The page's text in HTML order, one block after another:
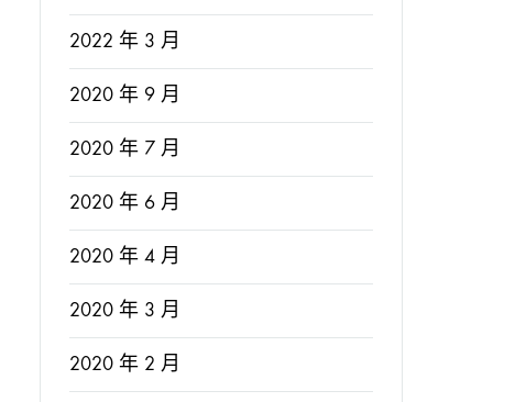
2022 年 3 月
2020 年 9 月
2020 年 7 月
2020 年 6 月
2020 年 4 月
2020 年 3 月
2020 年 2 月